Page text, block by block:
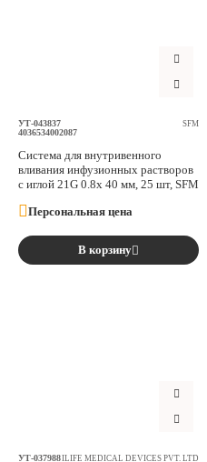
Шовный материал
Хирургические инструменты
УТ-043837
4036534002087
SFM
Система для внутривенного
вливания инфузионных растворов
с иглой 21G 0.8х 40 мм, 25 шт, SFM
Персональная цена
В корзину
УТ-037988ILIFE MEDICAL DEVICES PVT. LTD